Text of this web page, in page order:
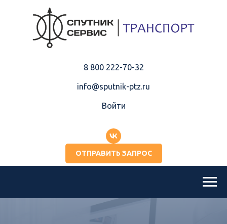
8 800 222-70-32
info@sputnik-ptz.ru
Войти
ОТПРАВИТЬ ЗАПРОС